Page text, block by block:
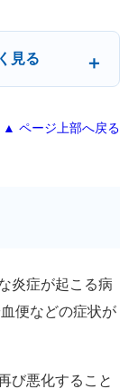
見る
▲ ページ上部へ戻る
炎症が起こる病
便などの症状が
び悪化すること